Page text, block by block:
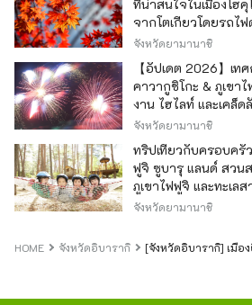
ที่น่าสนใจในเมืองโฮคุ
จากโตเกียวโดยรถไ
จังหวัดยามานาชิ
【อัปเดต 2026】เท
คาวากูชิโกะ & ภูเขา
งาน ไฮไลท์ และเคล็
จังหวัดยามานาชิ
ทริปเที่ยวกับครอบครั
ฟูจิ ซูบารุ แลนด์ สวน
ภูเขาไฟฟูจิ และทะเล
จังหวัดยามานาชิ
HOME จังหวัดอิบารากิ [จังหวัดอิบารากิ] เมือ